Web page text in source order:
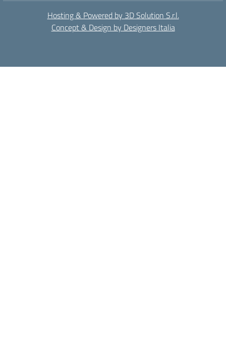
Hosting & Powered by 3D Solution S.r.l.
Concept & Design by Designers Italia